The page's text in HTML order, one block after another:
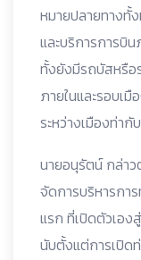
หมายปลายทางทั้
และบริการการบิ
ทั้งยังมีรถบัสหรือ
ภายในและรอบเ
ระหว่างเมืองท่ากั
นายอนุรัตน์ กล่าว
จัดการบริหารการ
แรก ที่เปิดตัวเอง
นับตั้งแต่การเปิด